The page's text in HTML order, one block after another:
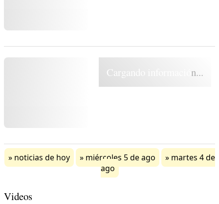
Cargando información...
noticias de hoy miércoles 5 de ago
martes 4 de
ago
Videos